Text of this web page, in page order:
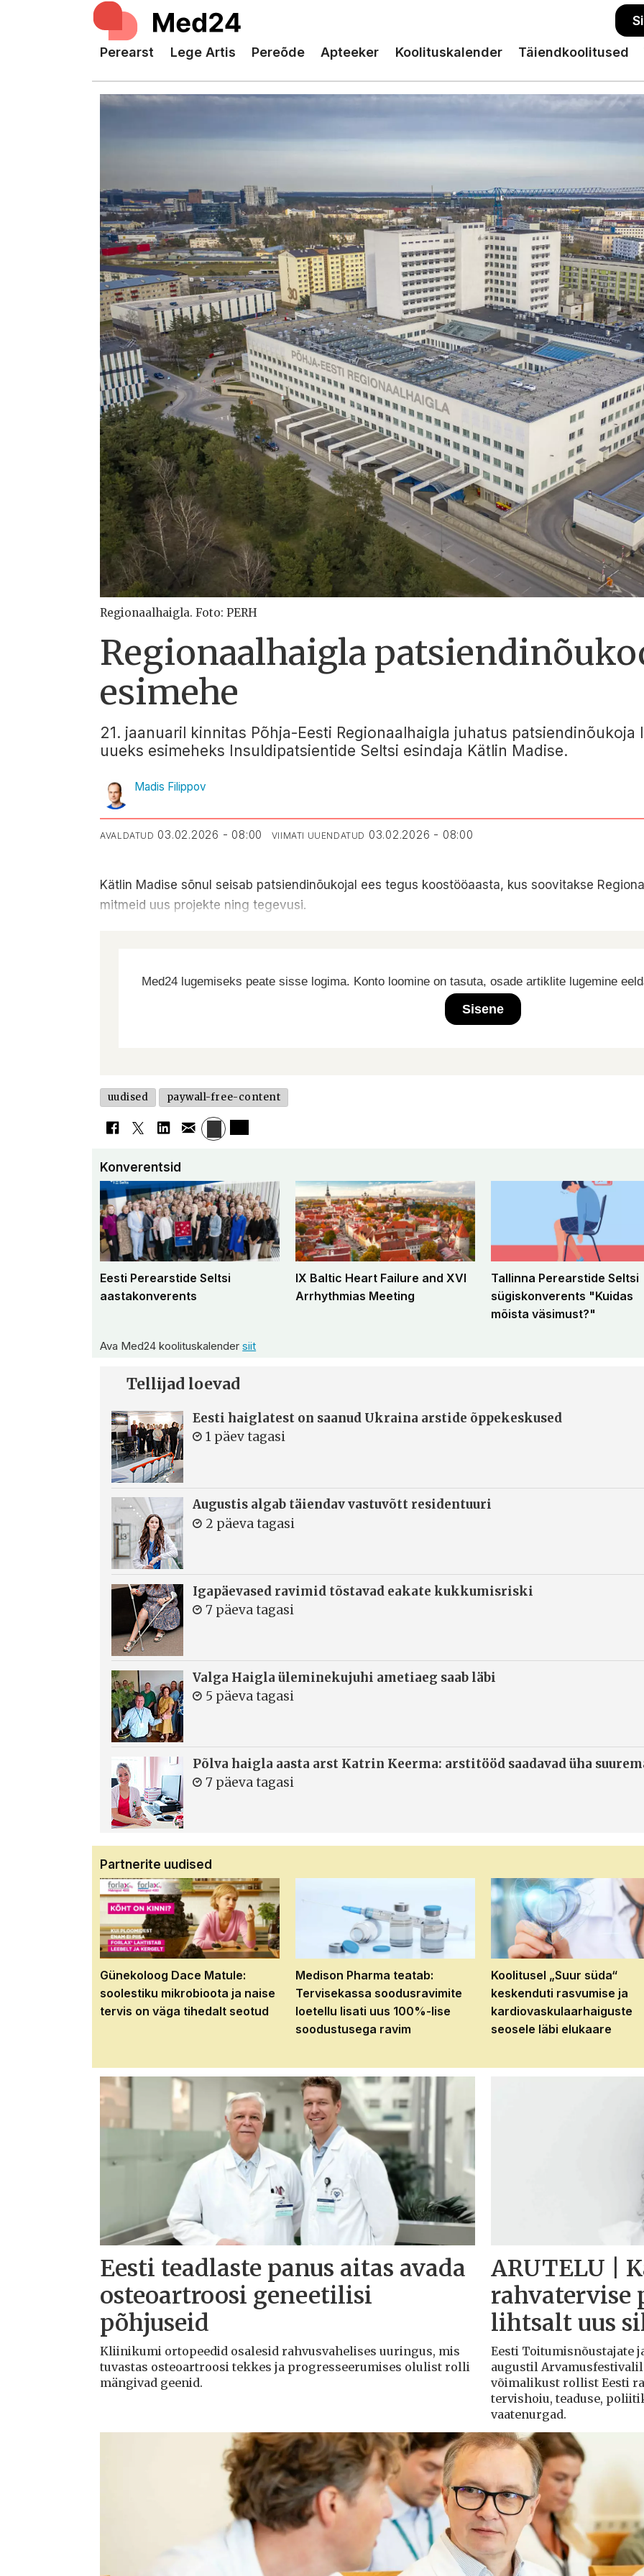
Perearst Lege Artis Pereõde Apteeker Koolituskalender Täiendkoolitused
Regionaalhaigla. Foto: PERH
Regionaalhaigla
esimehe
21. jaanuaril kinnitas Põhja-Eesti Regionaalhaigla juhatus
uueks esimeheks Insuldipatsientide Seltsi esindaja Kätlin Madise.
Madis Filippov
AVALDATUD 03.02.2026 - 08:00 VIIMATI UUENDATUD 03.02.2026 - 08:00
Kätlin Madise sõnul seisab patsiendinõukojal ees tegus koostööaasta, kus soovitakse
mitmeid uus projekte ning tegevusi.
Med24 lugemiseks peate sisse logima. Konto loomine on tasuta, osade artiklite lugemine
Sisene
uudised paywall-free-content
Konverentsid
Eesti Perearstide Seltsi
aastakonverents
IX Baltic Heart Failure and XVI
Arrhythmias Meeting
Tallinna Perearstide Seltsi
sügiskonverents "Kuidas
mõista väsimust?"
Ava Med24 koolituskalendersiit
Tellijad loevad
Eesti haiglatest on saanud Ukraina arstide õppekeskused
1 päev tagasi
Augustis algab täiendav vastuvõtt residentuuri
2 päeva tagasi
Igapäevased ravimid tõstavad eakate kukkumisriski
7 päeva tagasi
Valga Haigla üleminekujuhi ametiaeg saab läbi
5 päeva tagasi
Põlva haigla aasta arst Katrin Keerma: arstitööd saadavad üha
7 päeva tagasi
Partnerite uudised
Günekoloog Dace Matule:
soolestiku mikrobioota ja naise
tervis on väga tihedalt seotud
Medison Pharma teatab:
Tervisekassa soodusravimite
loetellu lisati uus 100%-lise
soodustusega ravim
Koolitusel „Suur süda“
keskenduti rasvumise ja
kardiovaskulaarhaiguste
seosele läbi elukaare
Eesti teadlaste panus aitas avada
osteoartroosi geneetilisi
põhjuseid
Kliinikumi ortopeedid osalesid rahvusvahelises uuringus, mis
tuvastas osteoartroosi tekkes ja progresseerumises olulist rolli
mängivad geenid.
ARUTELU |
rahvatervise
lihtsalt uus
Eesti Toitumisnõustajate
augustil
võimalikust rollist Eesti
tervishoiu, teaduse,
vaatenurgad.